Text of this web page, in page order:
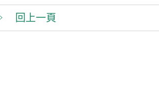
回上一頁